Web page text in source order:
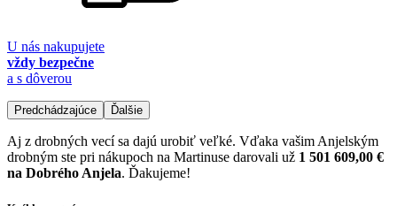
U nás nakupujete
vždy bezpečne
a s dôverou
Predchádzajúce Ďalšie
Aj z drobných vecí sa dajú urobiť veľké. Vďaka vašim Anjelským
drobným ste pri nákupoch na Martinuse darovali už 1 501 609,00 €
na Dobrého Anjela. Ďakujeme!